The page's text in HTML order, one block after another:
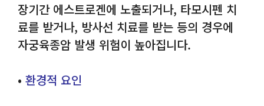
장기간 에스트로겐에 노출되거나, 타모시펜 치
료를 받거나, 방사선 치료를 받는 등의 경우에
자궁육종암 발생 위험이 높아집니다.
• 환경적 요인